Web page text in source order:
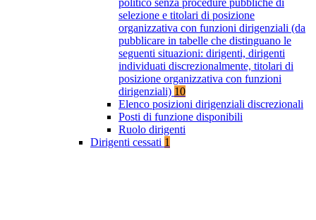
politico senza procedure pubbliche di
selezione e titolari di posizione
organizzativa con funzioni dirigenziali (da
pubblicare in tabelle che distinguano le
seguenti situazioni: dirigenti, dirigenti
individuati discrezionalmente, titolari di
posizione organizzativa con funzioni
dirigenziali) 10
Elenco posizioni dirigenziali discrezionali
Posti di funzione disponibili
Ruolo dirigenti
Dirigenti cessati 1